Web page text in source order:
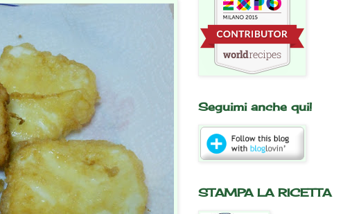
Seguimi anche qui!
STAMPA LA RICETTA